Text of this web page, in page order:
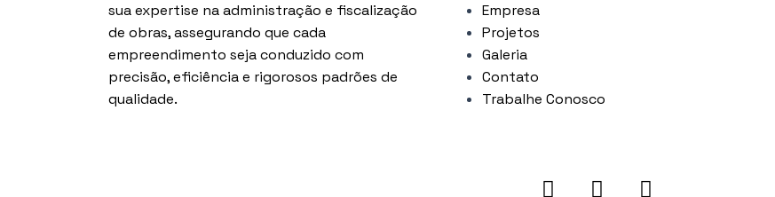
sua expertise na administração e fiscalização
de obras, assegurando que cada
empreendimento seja conduzido com
precisão, eficiência e rigorosos padrões de
qualidade.
Empresa
Projetos
Galeria
Contato
Trabalhe Conosco
I
F
L